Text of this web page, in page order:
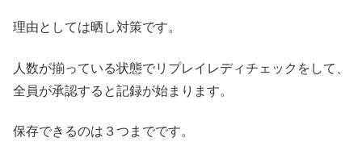
理由としては晒し対策です。
人数が揃っている状態でリプレイレディチェックをして、
全員が承認すると記録が始まります。
保存できるのは３つまでです。